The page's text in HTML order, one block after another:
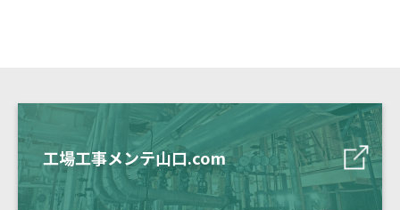
工場工事メンテ山口.com